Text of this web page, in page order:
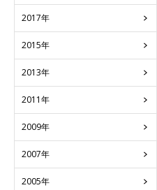
2017年
2015年
2013年
2011年
2009年
2007年
2005年